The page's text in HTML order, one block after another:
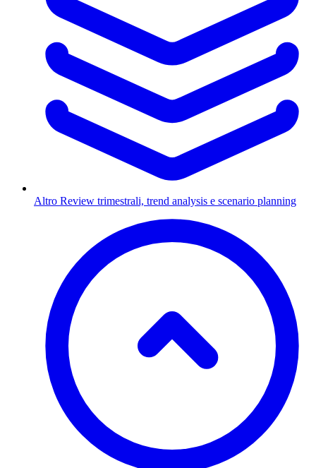
Altro Review trimestrali, trend analysis e scenario planning